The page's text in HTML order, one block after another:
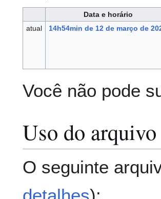
Data e horário
atual
14h54min de 12 de março de
Você não pode
Uso do arquivo
O seguinte